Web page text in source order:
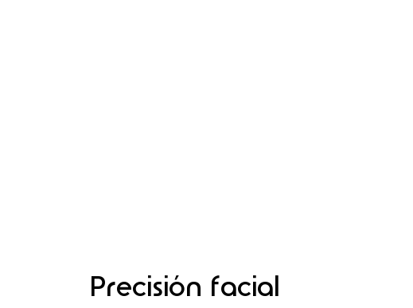
Precisión facial